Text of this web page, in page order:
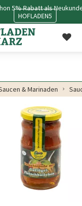
5% Rabatt als
HOFLADEN5
& Marinaden